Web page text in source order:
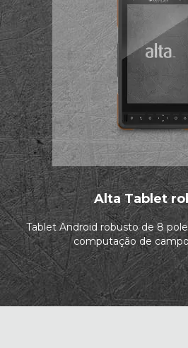
Alta Tablet
Tablet Android robusto de 8
computação de